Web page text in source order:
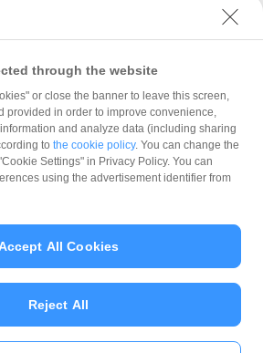
る当社の考え方
© PayPay Corporation
through the website
or close the banner to leave this screen,
provided in order to improve convenience,
and analyze data (including sharing
to the cookie policy. You can change the
Settings" in Privacy Policy. You can
using the advertisement identifier from
Reject All
All Cookies